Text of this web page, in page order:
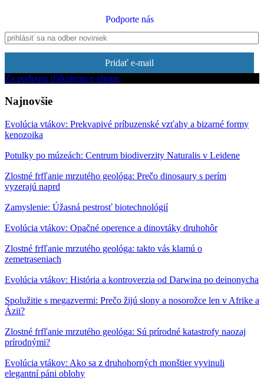
Podporte nás
Pridať e-mail
Za podporu ďakujeme e-shopu
Najnovšie
Evolúcia vtákov: Prekvapivé príbuzenské vzťahy a bizarné formy
kenozoika
Potulky po múzeách: Centrum biodiverzity Naturalis v Leidene
Zlostné frfľanie mrzutého geológa: Prečo dinosaury s perím
vyzerajú naprd
Zamyslenie: Úžasná pestrosť biotechnológií
Evolúcia vtákov: Opačné operence a dinovtáky druhohôr
Zlostné frfľanie mrzutého geológa: takto vás klamú o
zemetraseniach
Evolúcia vtákov: História a kontroverzia od Darwina po deinonycha
Spolužitie s megazvermi: Prečo žijú slony a nosorožce len v Afrike a
Ázii?
Zlostné frfľanie mrzutého geológa: Sú prírodné katastrofy naozaj
prírodnými?
Evolúcia vtákov: Ako sa z druhohorných monštier vyvinuli
elegantní páni oblohy